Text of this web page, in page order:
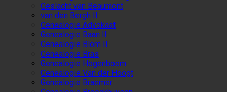
Geslacht van Beaumont
van den Bergh II
Genealogie Advokaat
Genealogie Baan II
Genealogie Blom II
Genealogie Bras
Genealogie Hogenboom
Genealogie Van der Hoogt
Genealogie Braemer